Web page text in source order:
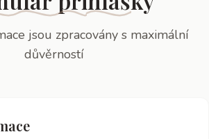
jsou zpracovány s maximální
důvěrností